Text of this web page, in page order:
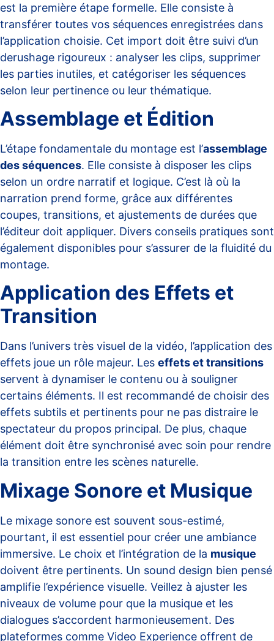
est la première étape formelle. Elle consiste à
transférer toutes vos séquences enregistrées dans
l’application choisie. Cet import doit être suivi d’un
derushage rigoureux : analyser les clips, supprimer
les parties inutiles, et catégoriser les séquences
selon leur pertinence ou leur thématique.
Assemblage et Édition
L’étape fondamentale du montage est l’assemblage
des séquences. Elle consiste à disposer les clips
selon un ordre narratif et logique. C’est là où la
narration prend forme, grâce aux différentes
coupes, transitions, et ajustements de durées que
l’éditeur doit appliquer. Divers conseils pratiques sont
également disponibles pour s’assurer de la fluidité du
montage.
Application des Effets et
Transition
Dans l’univers très visuel de la vidéo, l’application des
effets joue un rôle majeur. Les effets et transitions
servent à dynamiser le contenu ou à souligner
certains éléments. Il est recommandé de choisir des
effets subtils et pertinents pour ne pas distraire le
spectateur du propos principal. De plus, chaque
élément doit être synchronisé avec soin pour rendre
la transition entre les scènes naturelle.
Mixage Sonore et Musique
Le mixage sonore est souvent sous-estimé,
pourtant, il est essentiel pour créer une ambiance
immersive. Le choix et l’intégration de la musique
doivent être pertinents. Un sound design bien pensé
amplifie l’expérience visuelle. Veillez à ajuster les
niveaux de volume pour que la musique et les
dialogues s’accordent harmonieusement. Des
plateformes comme Video Experience offrent de